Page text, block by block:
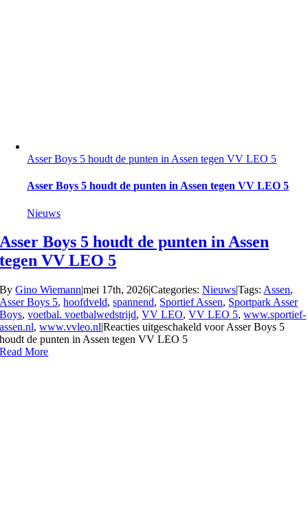
Asser Boys 5 houdt de punten in Assen tegen VV LEO 5
Asser Boys 5 houdt de punten in Assen tegen VV LEO 5
Nieuws
Asser Boys 5 houdt de punten in Assen
tegen VV LEO 5
ByGino Wiemann|mei 17th, 2026|Categories:Nieuws|Tags: Assen,
Asser Boys 5,hoofdveld,spannend, Sportief Assen, Sportpark Asser
Boys,voetbal. voetbalwedstrijd,VV LEO,VV LEO 5,www.sportief-
assen.nl,www.vvleo.nl|Reacties uitgeschakeld voor Asser Boys 5
houdt de punten in Assen tegen VV LEO 5
Read More